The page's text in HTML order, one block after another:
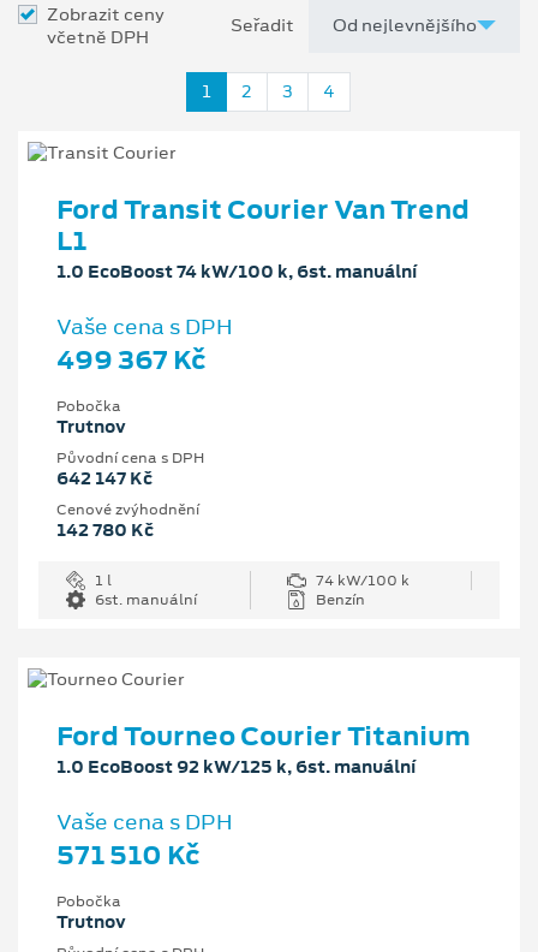
Zobrazit ceny
včetně DPH
Seřadit
1 2 3 4
Ford Transit Courier Van Trend
L1
1.0 EcoBoost 74 kW/100 k, 6st. manuální
Vaše cena s DPH
499 367 Kč
Pobočka
Trutnov
Původní cena s DPH
642 147 Kč
Cenové zvýhodnění
142 780 Kč
1 l
74 kW/100 k
6st. manuální
Benzín
Ford Tourneo Courier Titanium
1.0 EcoBoost 92 kW/125 k, 6st. manuální
Vaše cena s DPH
571 510 Kč
Pobočka
Trutnov